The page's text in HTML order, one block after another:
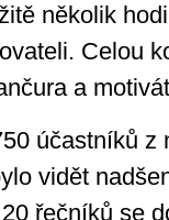
několik
Celou
a
účastníků z
vidět
řečníků se